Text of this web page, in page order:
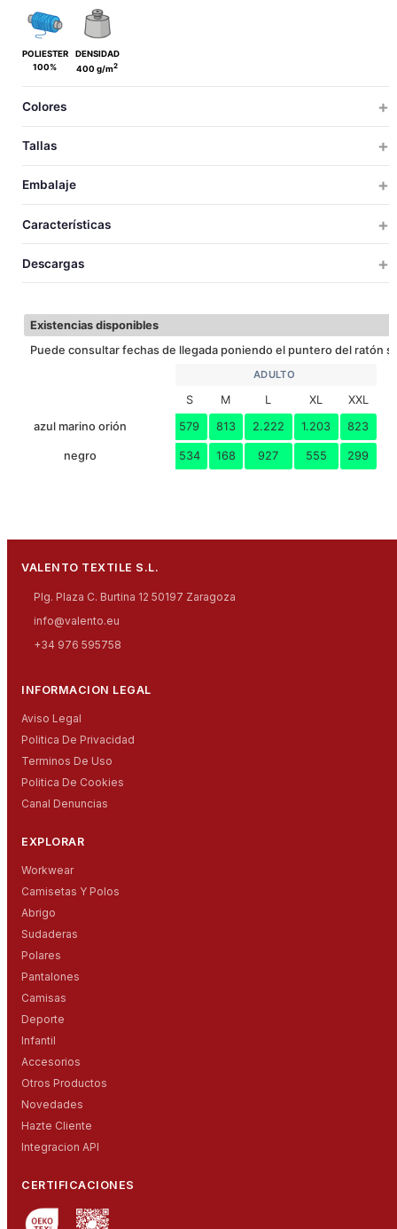
POLIESTER
100%
DENSIDAD
400 g/m2
Colores
Tallas
TALLAS S M L XL XXL 3XL
ANCHO
Embalaje
M
XL 20 1 17.7 67x41x52
19.2 67x41x52
20.5 70x43x52
Características
Descargas
Existencias disponibles
Puede consultar fechas de llegada poniendo el puntero del ratón
ADULTO
S M L XL
XXL
azul marino orión
579 813 2.222 1.203 823
negro 534 168 927 555 299
VALENTO TEXTILE S.L.
Plg. Plaza C. Burtina 12 50197 Zaragoza
info@valento.eu
+34 976 595758
INFORMACION LEGAL
Aviso Legal
Politica De Privacidad
Terminos De Uso
Politica De Cookies
Canal Denuncias
EXPLORAR
Workwear
Camisetas Y Polos
Abrigo
Sudaderas
Polares
Pantalones
Camisas
Deporte
Infantil
Accesorios
Otros Productos
Novedades
Hazte Cliente
Integracion API
CERTIFICACIONES